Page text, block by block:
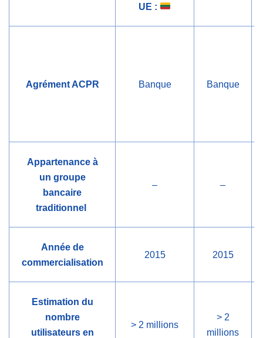
UE :
Agrément ACPR Banque Banque
Appartenance à
un groupe
bancaire
traditionnel
– –
Année de
commercialisation
2015 2015
Estimation du
nombre
utilisateurs en
> 2 millions
> 2
millions